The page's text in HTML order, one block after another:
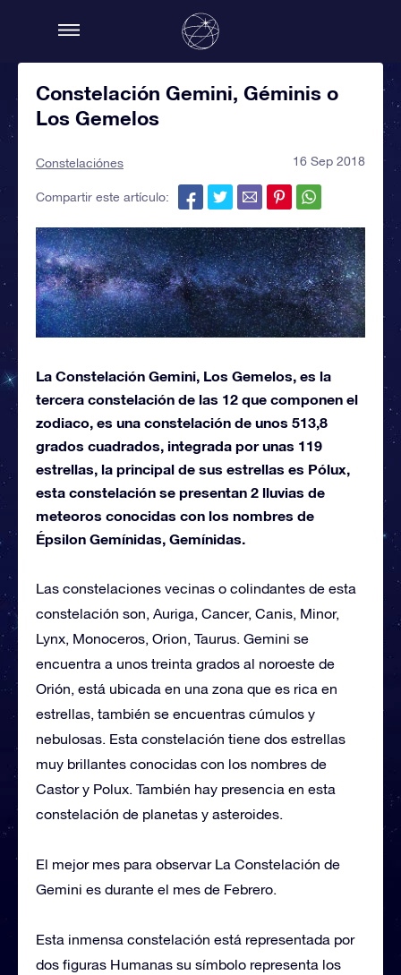
Constelación Gemini, Géminis o
Los Gemelos
Constelaciónes 16 Sep 2018
Compartir este artículo:
La Constelación Gemini, Los Gemelos, es la
tercera constelación de las 12 que componen el
zodiaco, es una constelación de unos 513,8
grados cuadrados, integrada por unas 119
estrellas, la principal de sus estrellas es Pólux,
esta constelación se presentan 2 lluvias de
meteoros conocidas con los nombres de
Épsilon Gemínidas, Gemínidas.
Las constelaciones vecinas o colindantes de esta
constelación son, Auriga, Cancer, Canis, Minor,
Lynx, Monoceros, Orion, Taurus. Gemini se
encuentra a unos treinta grados al noroeste de
Orión, está ubicada en una zona que es rica en
estrellas, también se encuentras cúmulos y
nebulosas. Esta constelación tiene dos estrellas
muy brillantes conocidas con los nombres de
Castor y Polux. También hay presencia en esta
constelación de planetas y asteroides.
El mejor mes para observar La Constelación de
Gemini es durante el mes de Febrero.
Esta inmensa constelación está representada por
dos figuras Humanas su símbolo representa los